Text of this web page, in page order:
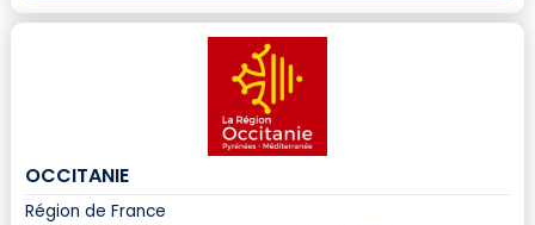
OCCITANIE
Région de France